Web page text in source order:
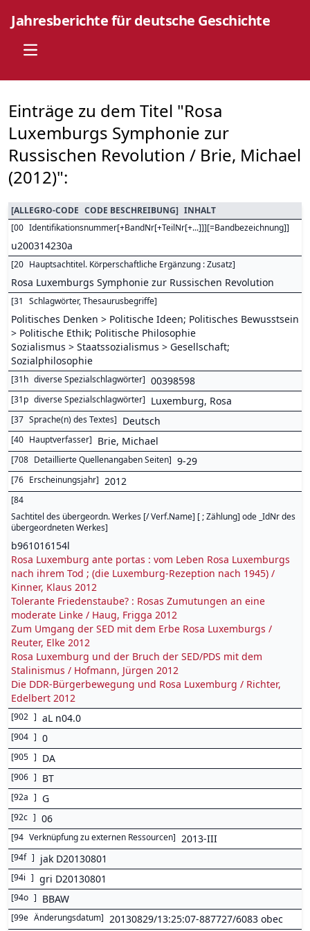
Jahresberichte für deutsche Geschichte
Open main menu
Einträge zu dem Titel "Rosa
Luxemburgs Symphonie zur
Russischen Revolution / Brie, Michael
(2012)":
[ALLEGRO-CODE CODE BESCHREIBUNG] INHALT
[00 Identifikationsnummer[+BandNr[+TeilNr[+...]]][=Bandbezeichnung]]
u200314230a
[20 Hauptsachtitel. Körperschaftliche Ergänzung : Zusatz]
Rosa Luxemburgs Symphonie zur Russischen Revolution
[31 Schlagwörter, Thesaurusbegriffe]
Politisches Denken > Politische Ideen; Politisches Bewusstsein
> Politische Ethik; Politische Philosophie
Sozialismus > Staatssozialismus > Gesellschaft;
Sozialphilosophie
[31h diverse Spezialschlagwörter] 00398598
[31p diverse Spezialschlagwörter] Luxemburg, Rosa
[37 Sprache(n) des Textes] Deutsch
[40 Hauptverfasser] Brie, Michael
[708 Detaillierte Quellenangaben Seiten] 9-29
[76 Erscheinungsjahr] 2012
[84
Sachtitel des übergeordn. Werkes [/ Verf.Name] [ ; Zählung] ode _IdNr des
übergeordneten Werkes]
b961016154l
Rosa Luxemburg ante portas : vom Leben Rosa Luxemburgs
nach ihrem Tod ; (die Luxemburg-Rezeption nach 1945) /
Kinner, Klaus 2012
Tolerante Friedenstaube? : Rosas Zumutungen an eine
moderate Linke / Haug, Frigga 2012
Zum Umgang der SED mit dem Erbe Rosa Luxemburgs /
Reuter, Elke 2012
Rosa Luxemburg und der Bruch der SED/PDS mit dem
Stalinismus / Hofmann, Jürgen 2012
Die DDR-Bürgerbewegung und Rosa Luxemburg / Richter,
Edelbert 2012
[902 ] aL n04.0
[904 ] 0
[905 ] DA
[906 ] BT
[92a ] G
[92c ] 06
[94 Verknüpfung zu externen Ressourcen] 2013-III
[94f ] jak D20130801
[94i ] gri D20130801
[94o ] BBAW
[99e Änderungsdatum] 20130829/13:25:07-887727/6083 obec